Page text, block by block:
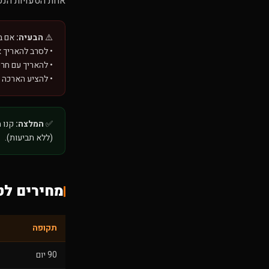
⚠️ הבעיה:אם
• לסרב
• להאריך עם
• להציע הארכה
✅המלצה:
(ללא תביעות).
מחירים
תקופה
90 יום